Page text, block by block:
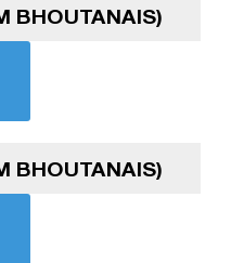
BHOUTANAIS)
BHOUTANAIS)